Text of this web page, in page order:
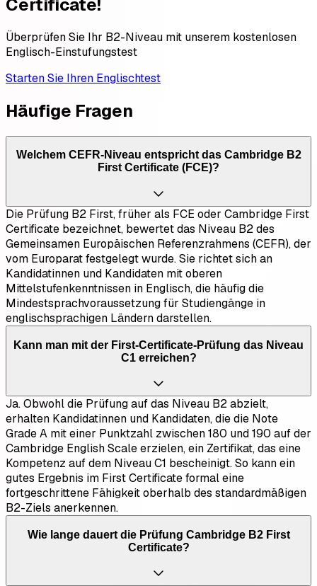
Certificate!
Überprüfen Sie Ihr B2-Niveau mit unserem kostenlosen
Englisch-Einstufungstest
Starten Sie Ihren Englischtest
Häufige Fragen
Welchem CEFR-Niveau entspricht das Cambridge B2
First Certificate (FCE)?
Die Prüfung B2 First, früher als FCE oder Cambridge First
Certificate bezeichnet, bewertet das Niveau B2 des
Gemeinsamen Europäischen Referenzrahmens (CEFR), der
vom Europarat festgelegt wurde. Sie richtet sich an
Kandidatinnen und Kandidaten mit oberen
Mittelstufenkenntnissen in Englisch, die häufig die
Mindestsprachvoraussetzung für Studiengänge in
englischsprachigen Ländern darstellen.
Kann man mit der First-Certificate-Prüfung das Niveau
C1 erreichen?
Ja. Obwohl die Prüfung auf das Niveau B2 abzielt,
erhalten Kandidatinnen und Kandidaten, die die Note
Grade A mit einer Punktzahl zwischen 180 und 190 auf der
Cambridge English Scale erzielen, ein Zertifikat, das eine
Kompetenz auf dem Niveau C1 bescheinigt. So kann ein
gutes Ergebnis im First Certificate formal eine
fortgeschrittene Fähigkeit oberhalb des standardmäßigen
B2-Ziels anerkennen.
Wie lange dauert die Prüfung Cambridge B2 First
Certificate?